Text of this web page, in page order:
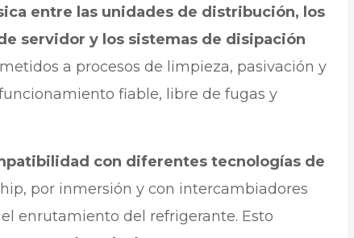
entre las unidades de distribución, los
servidor y los sistemas de disipación
a procesos de limpieza, pasivación y
fiable, libre de fugas y
con diferentes tecnologías de
por inmersión y con intercambiadores
enrutamiento del refrigerante. Esto